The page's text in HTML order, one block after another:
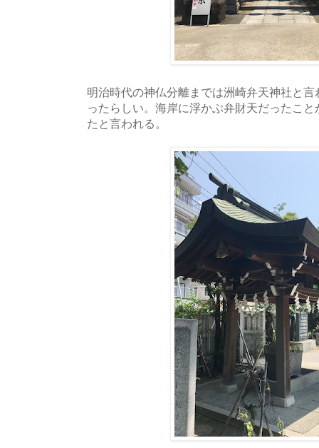
明治時代の神仏分離までは洲崎弁天神社と
ったらしい。海岸に浮かぶ弁財天だったこ
たと言われる。